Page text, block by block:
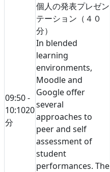
09:50 -
10:1020
分
個人の発表プレゼン
テーション（４０
分）
In blended
learning
environments,
Moodle and
Google offer
several
approaches to
peer and self
assessment of
student
performances. The